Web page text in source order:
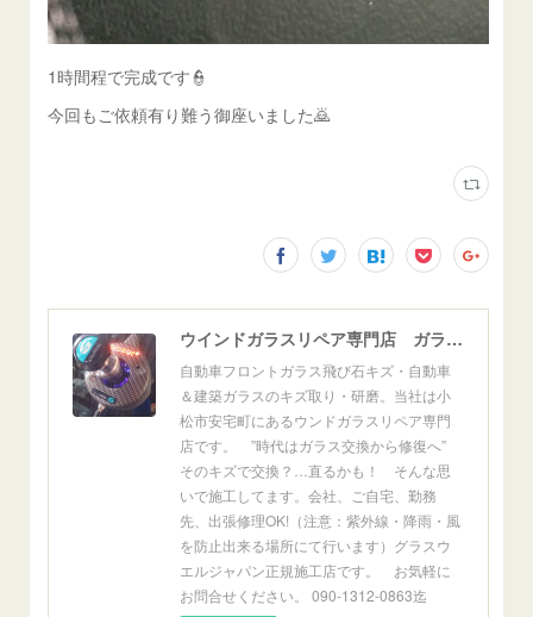
1時間程で完成です👮
今回もご依頼有り難う御座いました🙇
ウインドガラスリペア専門店 ガラスリペア・ヨシダ グラスウェルドジャパン 正規施工店 小松市
自動車フロントガラス飛び石キズ・自動車
＆建築ガラスのキズ取り・研磨。当社は小
松市安宅町にあるウンドガラスリペア専門
店です。 ”時代はガラス交換から修復へ”
そのキズで交換？…直るかも！ そんな思
いで施工してます。会社、ご自宅、勤務
先、出張修理OK!（注意：紫外線・降雨・風
を防止出来る場所にて行います）グラスウ
エルジャパン正規施工店です。 お気軽に
お問合せください。 090-1312-0863迄